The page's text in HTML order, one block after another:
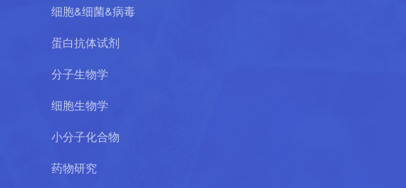
细胞&细菌&病毒
蛋白抗体试剂
分子生物学
细胞生物学
小分子化合物
药物研究